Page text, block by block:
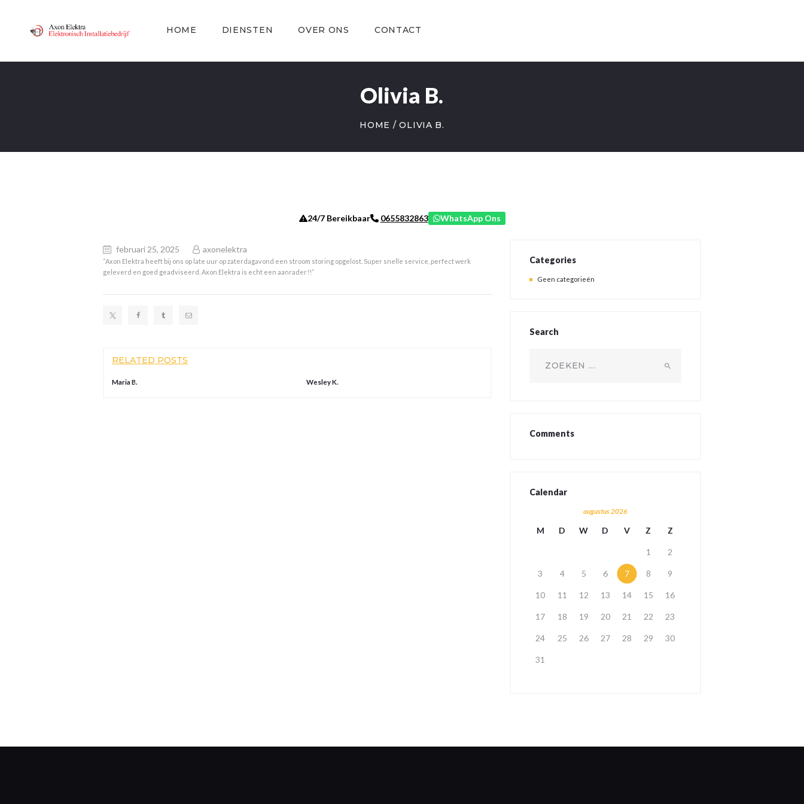
HOME DIENSTEN OVER ONS CONTACT
Olivia B.
HOME OLIVIA B.
CONTACT
24/7 Bereikbaar 0655832863 WhatsApp Ons
februari 25, 2025 axonelektra
“Axon Elektra heeft bij ons op late uur op zaterdagavond een stroom storing opgelost. Super snelle service, perfect werk
geleverd en goed geadviseerd. Axon Elektra is echt een aanrader!!”
RELATED POSTS
Maria B. Wesley K.
Categories
Geen categorieën
Search
Comments
Calendar
augustus 2026
M D W D V Z Z
1 2
3 4 5 6 7 8 9
10 11 12 13 14 15 16
17 18 19 20 21 22 23
24 25 26 27 28 29 30
31